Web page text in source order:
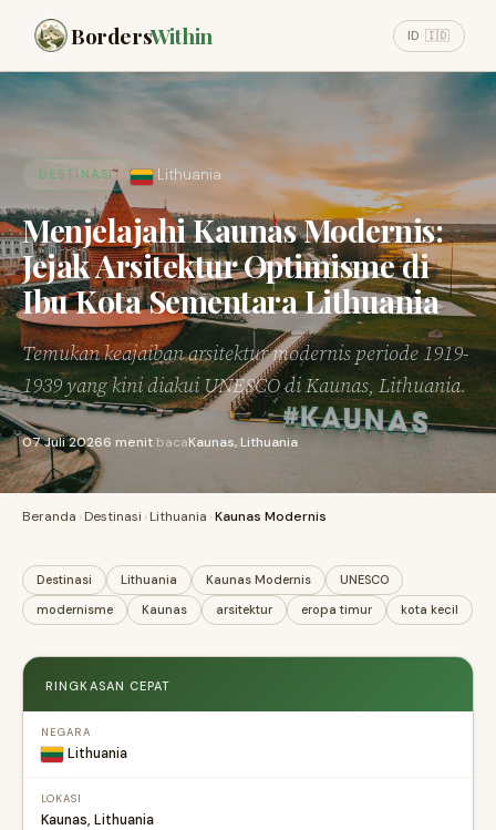
BordersWithin ID 🇮🇩
DESTINASI Lithuania
Menjelajahi Kaunas Modernis:
Jejak Arsitektur Optimisme di
Ibu Kota Sementara Lithuania
Temukan keajaiban arsitektur modernis periode 1919-
1939 yang kini diakui UNESCO di Kaunas, Lithuania.
07 Juli 20266 menit bacaKaunas, Lithuania
Beranda ›Destinasi ›Lithuania ›Kaunas Modernis
Destinasi Lithuania Kaunas Modernis
UNESCO
modernisme
Kaunas arsitektur eropa timur kota kecil
RINGKASAN CEPAT
NEGARA
Lithuania
LOKASI
Kaunas, Lithuania